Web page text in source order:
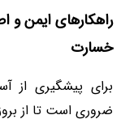
راهکارهای ایمن و
خسارت
برای پیشگیری از
ضروری است تا از